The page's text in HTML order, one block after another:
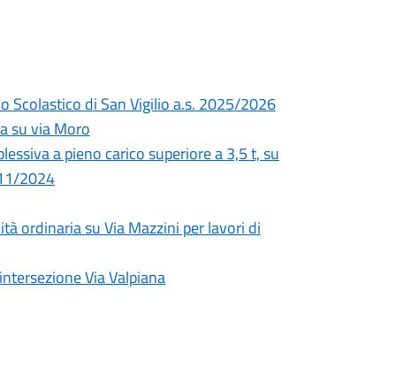
Scolastico di San Vigilio a.s. 2025/2026
su via Moro
a pieno carico superiore a 3,5 t, su
2024
ordinaria su Via Mazzini per lavori di
Via Valpiana